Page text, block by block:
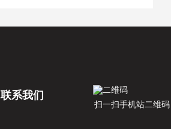
联系我们
扫一扫手机站二维码